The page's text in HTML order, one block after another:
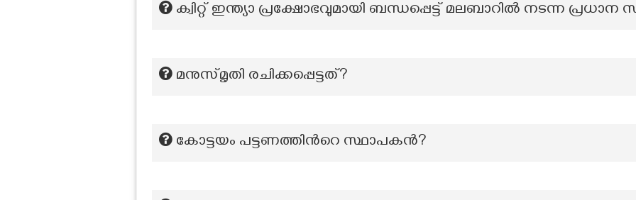
ക്വിറ്റ് ഇന്ത്യാ പ്രക്ഷോഭവുമായി ബന്ധപ്പെട്ട് മലബാറിൽ നടന്ന പ്രധാന
മനുസ്മൃതി രചിക്കപ്പെട്ടത്?
കോട്ടയം പട്ടണത്തിന്‍റെ സ്ഥാപകൻ?